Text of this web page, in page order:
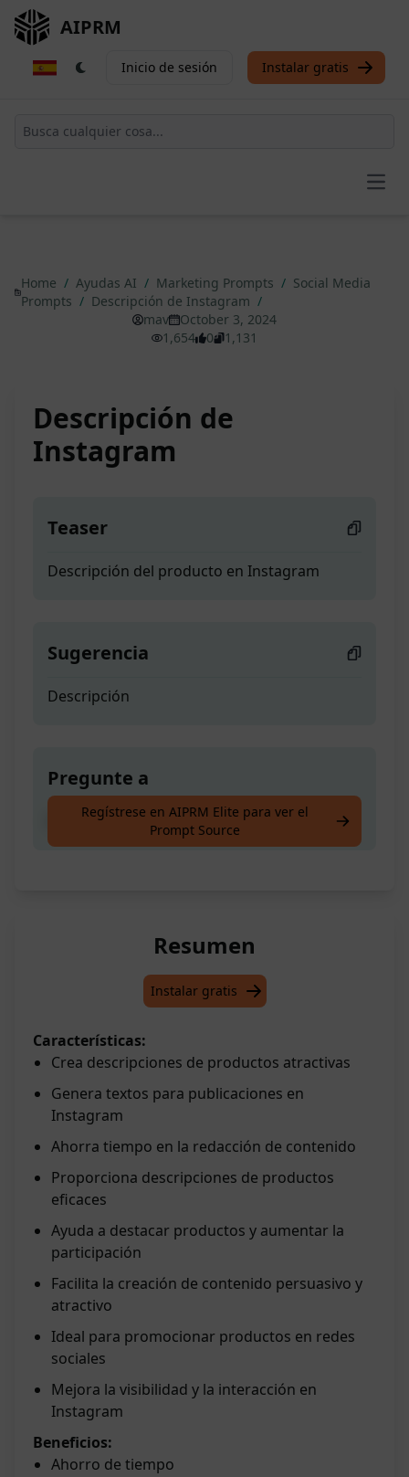
AIPRM
Inicio de sesión Instalar gratis
Home / Ayudas AI / Marketing Prompts / Social Media
Prompts / Descripción de Instagram /
mav
October 3, 2024
1,654
0 1,131
Descripción de
Instagram
Teaser
Descripción del producto en Instagram
Sugerencia
Descripción
Pregunte a
Descripción del producto en Instagram
Regístrese en AIPRM Elite para ver el
Prompt Source
Resumen
Instalar gratis
Características:
Crea descripciones de productos atractivas
Genera textos para publicaciones en
Instagram
Ahorra tiempo en la redacción de contenido
Proporciona descripciones de productos
eficaces
Ayuda a destacar productos y aumentar la
participación
Facilita la creación de contenido persuasivo y
atractivo
Ideal para promocionar productos en redes
sociales
Mejora la visibilidad y la interacción en
Instagram
Beneficios:
Ahorro de tiempo